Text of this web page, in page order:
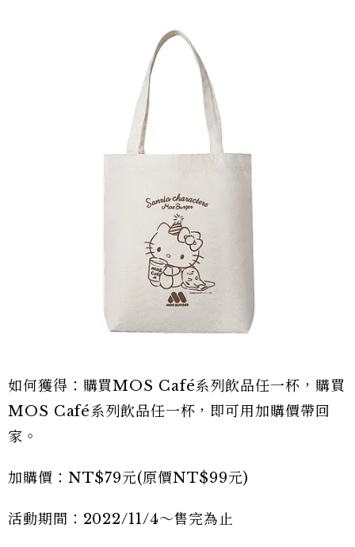
如何獲得：購買MOS Café系列飲品任一杯，購買
MOS Café系列飲品任一杯，即可用加購價帶回
家。
加購價：NT$79元(原價NT$99元)
活動期間：2022/11/4～售完為止